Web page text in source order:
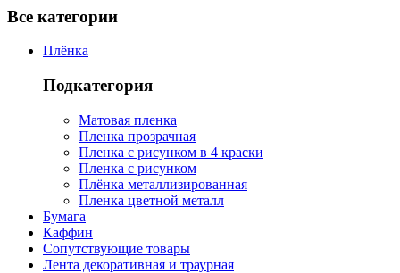
Все категории
Плёнка
Подкатегория
Матовая пленка
Пленка прозрачная
Пленка с рисунком в 4 краски
Пленка с рисунком
Плёнка металлизированная
Пленка цветной металл
Бумага
Каффин
Сопутствующие товары
Лента декоративная и траурная